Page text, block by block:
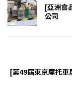
[亞洲食
公司
[第49屆東京摩托